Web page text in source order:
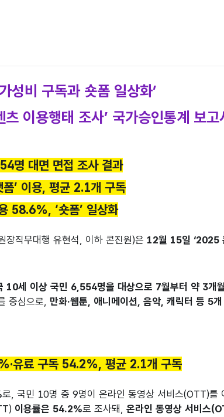
성비 구독과 숏폼 일상화’
이용행태 조사’ 국가승인통계 보고
명 대면 면접 조사 결과
’ 이용, 평균 2.1개 구독
58.6%, ‘숏폼’ 일상화
장직무대행 유현석, 이하 콘진원)은 12월 15일 ‘2025
10세 이상 국민 6,554명을 대상으로 7월부터 약 3개
중심으로, 만화·웹툰, 애니메이션, 음악, 캐릭터 등 5
유료 구독 54.2%, 평균 2.1개 구독
로, 국민 10명 중 9명이 온라인 동영상 서비스(OTT)를
이용률은 54.2%로 조사돼,온라인 동영상 서비스